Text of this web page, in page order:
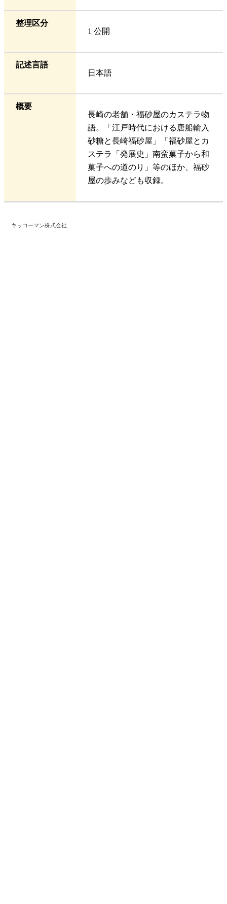
整理区分
1 公開
記述言語
日本語
概要
長崎の老舗・福砂屋のカステラ物
語。「江戸時代における唐船輸入
砂糖と長崎福砂屋」「福砂屋とカ
ステラ「発展史」南蛮菓子から和
菓子への道のり」等のほか、福砂
屋の歩みなども収録。
キッコーマン株式会社